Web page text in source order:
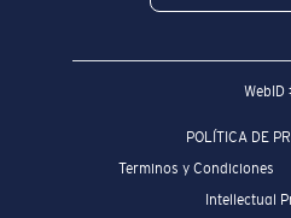
WebID
POLÍTICA DE
Terminos y Condiciones
Intellectual